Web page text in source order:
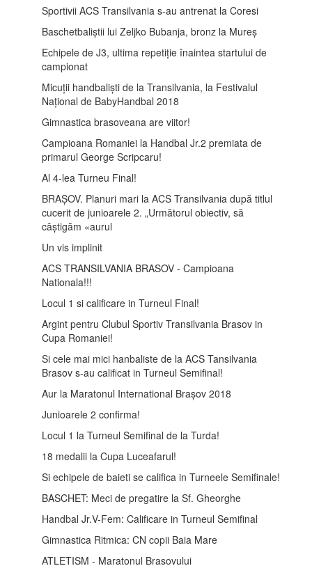
Sportivii ACS Transilvania s-au antrenat la Coresi
Baschetbaliștii lui Zeljko Bubanja, bronz la Mureș
Echipele de J3, ultima repetiție înaintea startului de
campionat
Micuții handbaliști de la Transilvania, la Festivalul
Național de BabyHandbal 2018
Gimnastica brasoveana are viitor!
Campioana Romaniei la Handbal Jr.2 premiata de
primarul George Scripcaru!
Al 4-lea Turneu Final!
BRAȘOV. Planuri mari la ACS Transilvania după titlul
cucerit de junioarele 2. „Următorul obiectiv, să
câștigăm «aurul
Un vis implinit
ACS TRANSILVANIA BRASOV - Campioana
Nationala!!!
Locul 1 si calificare in Turneul Final!
Argint pentru Clubul Sportiv Transilvania Brasov in
Cupa Romaniei!
Si cele mai mici hanbaliste de la ACS Tansilvania
Brasov s-au calificat in Turneul Semifinal!
Aur la Maratonul International Brașov 2018
Junioarele 2 confirma!
Locul 1 la Turneul Semifinal de la Turda!
18 medalii la Cupa Luceafarul!
Si echipele de baieti se califica in Turneele Semifinale!
BASCHET: Meci de pregatire la Sf. Gheorghe
Handbal Jr.V-Fem: Calificare in Turneul Semifinal
Gimnastica Ritmica: CN copii Baia Mare
ATLETISM - Maratonul Brasovului